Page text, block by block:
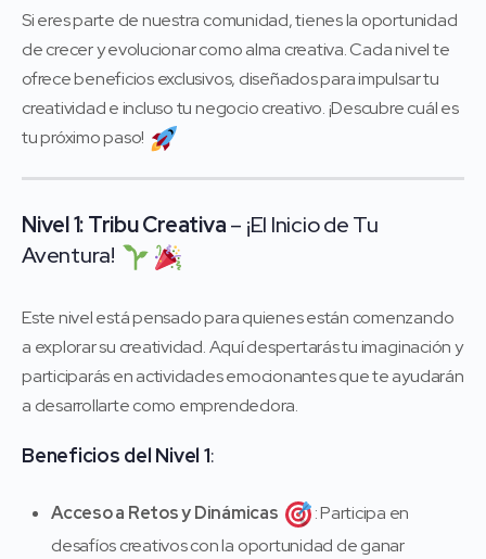
Si eres parte de nuestra comunidad, tienes la oportunidad
de crecer y evolucionar como alma creativa. Cada nivel te
ofrece beneficios exclusivos, diseñados para impulsar tu
creatividad e incluso tu negocio creativo. ¡Descubre cuál es
tu próximo paso!
Nivel 1: Tribu Creativa– ¡El Inicio de Tu
Aventura!
Este nivel está pensado para quienes están comenzando
a explorar su creatividad. Aquí despertarás tu imaginación y
participarás en actividades emocionantes que te ayudarán
a desarrollarte como emprendedora.
Beneficios del Nivel 1:
Acceso a Retos y Dinámicas
: Participa en
desafíos creativos con la oportunidad de ganar